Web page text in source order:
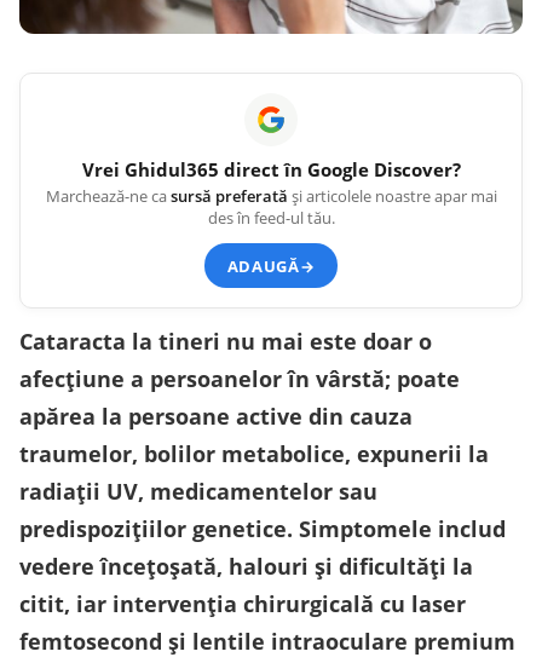
Vrei Ghidul365 direct în Google Discover?
Marchează-ne casursă preferată și articolele noastre apar mai
des în feed-ul tău.
ADAUGĂ→
Cataracta la tineri nu mai este doar o
afecţiune a persoanelor în vârstă; poate
apărea la persoane active din cauza
traumelor, bolilor metabolice, expunerii la
radiaţii UV, medicamentelor sau
predispoziţiilor genetice. Simptomele includ
vedere înceţoşată, halouri şi dificultăţi la
citit, iar intervenţia chirurgicală cu laser
femtosecond şi lentile intraoculare premium